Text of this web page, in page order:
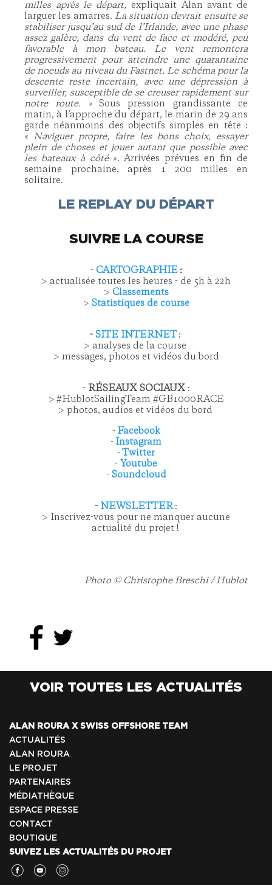
milles après le départ, expliquait Alan avant de
larguer les amarres. La situation devrait ensuite se
stabiliser jusqu’au sud de l’Irlande, avec une phase
assez galère, dans du vent de face et modéré, peu
favorable à mon bateau. Le vent remontera
progressivement pour atteindre une quarantaine
de noeuds au niveau du Fastnet. Le schéma pour la
descente reste incertain, avec une dépression à
surveiller, susceptible de se creuser rapidement sur
notre route. » Sous pression grandissante ce
matin, à l’approche du départ, le marin de 29 ans
garde néanmoins des objectifs simples en tête :
« Naviguer propre, faire les bons choix, essayer
plein de choses et jouer autant que possible avec
les bateaux à côté». Arrivées prévues en fin de
semaine prochaine, après 1 200 milles en
solitaire.
LE REPLAY DU DÉPART
SUIVRE LA COURSE
- CARTOGRAPHIE:
> actualisée toutes les heures - de 5h à 22h
> Classements
> Statistiques de course
- SITE INTERNET:
> analyses de la course
> messages, photos et vidéos du bord
- RÉSEAUX SOCIAUX:
> #HublotSailingTeam #GB1000RACE
> photos, audios et vidéos du bord
- Facebook
- Instagram
-Twitter
- Youtube
- Soundcloud
- NEWSLETTER :
> Inscrivez-vous pour ne manquer aucune
actualité du projet !
Photo © Christophe Breschi / Hublot
VOIR TOUTES LES ACTUALITÉS
ALAN ROURA X SWISS OFFSHORE TEAM
ACTUALITÉS
ALAN ROURA
LE PROJET
PARTENAIRES
MÉDIATHÈQUE
ESPACE PRESSE
CONTACT
BOUTIQUE
SUIVEZ LES ACTUALITÉS DU PROJET